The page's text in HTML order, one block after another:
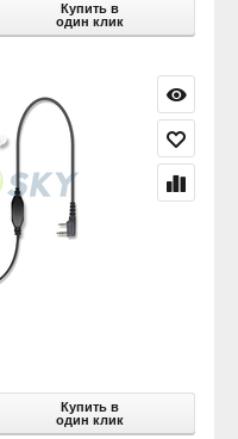
Купить в
один клик
Купить в
один клик